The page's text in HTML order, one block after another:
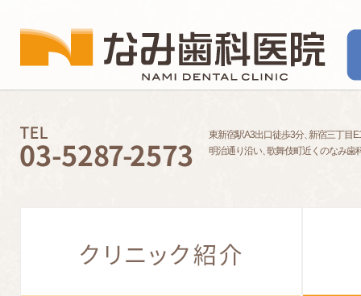
東新宿駅A3出口徒歩3分、 新宿三丁目
明治通り沿い、 歌舞伎町近くのなみ歯